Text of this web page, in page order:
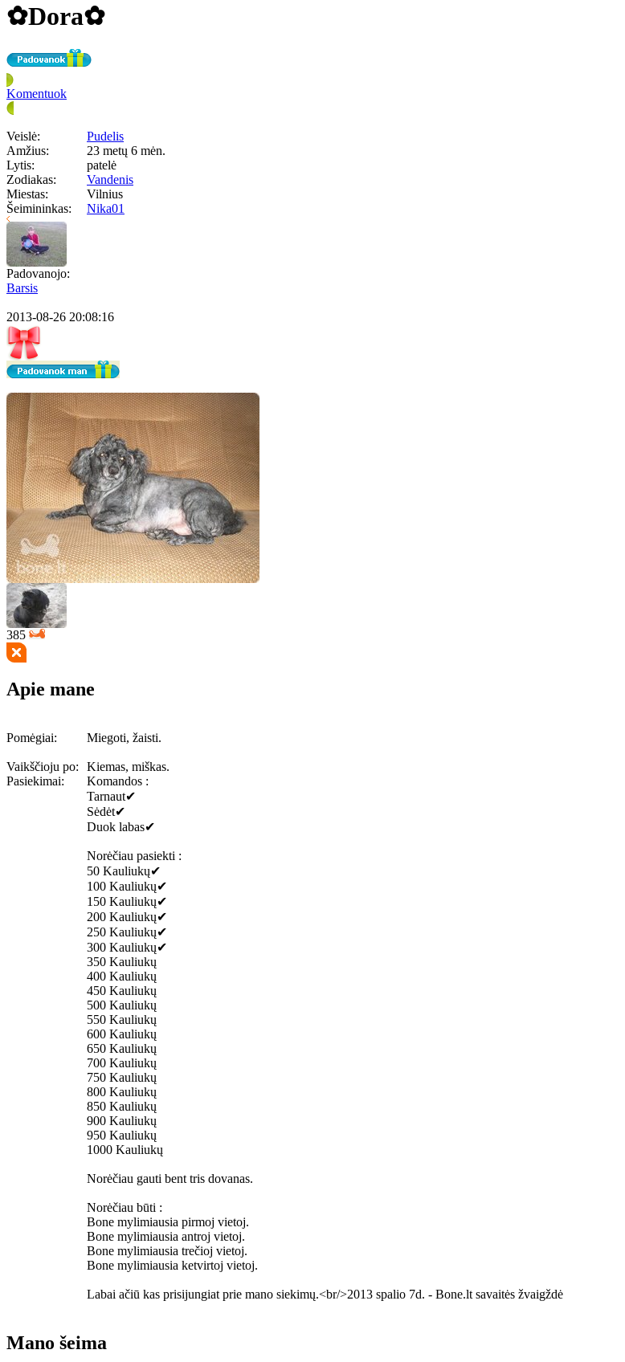
✿Dora✿
Komentuok
Veislė:
Pudelis
Amžius:
23 metų 6 mėn.
Lytis:
patelė
Zodiakas:
Vandenis
Miestas:
Vilnius
Šeimininkas:
Nika01
Padovanojo:
Barsis
2013-08-26 20:08:16
385
Apie mane
Pomėgiai: Miegoti, žaisti.
Vaikščioju po:
Kiemas, miškas.
Pasiekimai:
Komandos :
Tarnaut✔
Sėdėt✔
Duok labas✔
Norėčiau pasiekti :
50 Kauliukų✔
100 Kauliukų✔
150 Kauliukų✔
200 Kauliukų✔
250 Kauliukų✔
300 Kauliukų✔
350 Kauliukų
400 Kauliukų
450 Kauliukų
500 Kauliukų
550 Kauliukų
600 Kauliukų
650 Kauliukų
700 Kauliukų
750 Kauliukų
800 Kauliukų
850 Kauliukų
900 Kauliukų
950 Kauliukų
1000 Kauliukų
Norėčiau gauti bent tris dovanas.
Norėčiau būti :
Bone mylimiausia pirmoj vietoj.
Bone mylimiausia antroj vietoj.
Bone mylimiausia trečioj vietoj.
Bone mylimiausia ketvirtoj vietoj.
Labai ačiū kas prisijungiat prie mano siekimų.<br/>2013 spalio 7d. - Bone.lt savaitės žvaigždė
Mano šeima